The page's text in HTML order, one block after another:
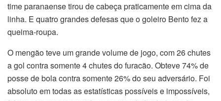
time paranaense tirou de cabeça praticamente em cima da
linha. E quatro grandes defesas que o goleiro Bento fez a
queima-roupa.
O mengão teve um grande volume de jogo, com 26 chutes
a gol contra somente 4 chutes do furacão. Obteve 74% de
posse de bola contra somente 26% do seu adversário. Foi
absoluto em todas as estatísticas possíveis e impossíveis,